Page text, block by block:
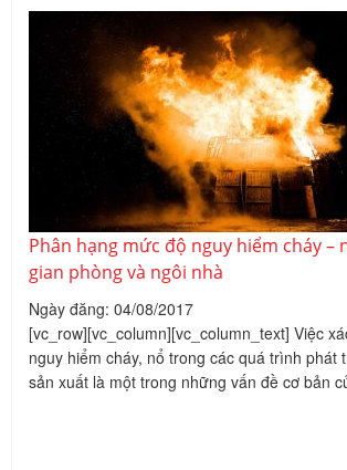
Phân hạng mức độ nguy hiểm cháy –
gian phòng và ngôi nhà
Ngày đăng: 04/08/2017
[vc_row][vc_column][vc_column_text] Việc
nguy hiểm cháy, nổ trong các quá trình phát
sản xuất là một trong những vấn đề cơ bản